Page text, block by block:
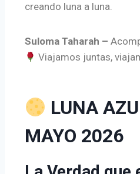
creando luna a luna.
Suloma Taharah –
Viajamos juntas,
LUNA
MAYO 2026